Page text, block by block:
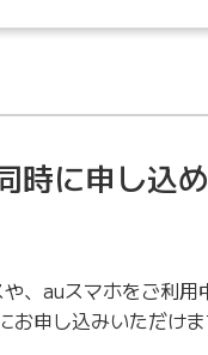
時に申し込
、auスマホをご利
申し込みいただけま